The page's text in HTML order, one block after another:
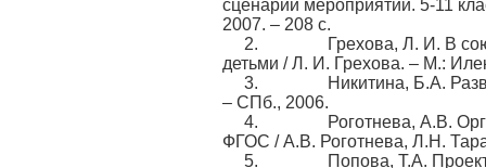
сценарии мероприятий. 5-11
2007. – 208 с.
2. Грехова, Л. И. В союзе с
детьми / Л. И. Грехова. – М.:
3. Никитина, Б.А.
– СПб., 2006.
4. Роготнева, А.В.
ФГОС / А.В. Роготнева, Л.Н.
5. Попова, Т.А. Проектная